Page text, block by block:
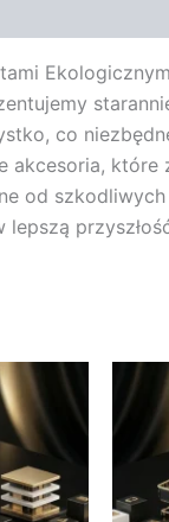
co
akcesoria,
od
lepszą